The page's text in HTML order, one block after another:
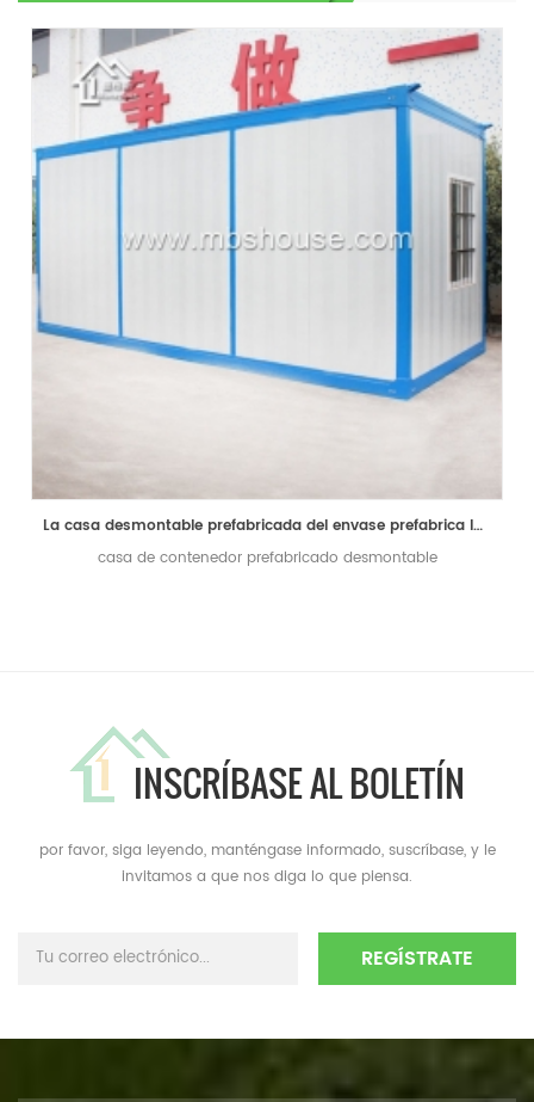
La casa desmontable prefabricada del envase prefabrica las casas minúsculas para el campo del trabajador
casa de contenedor prefabricado desmontable
INSCRÍBASE AL BOLETÍN
por favor, siga leyendo, manténgase informado, suscríbase, y le
invitamos a que nos diga lo que piensa.